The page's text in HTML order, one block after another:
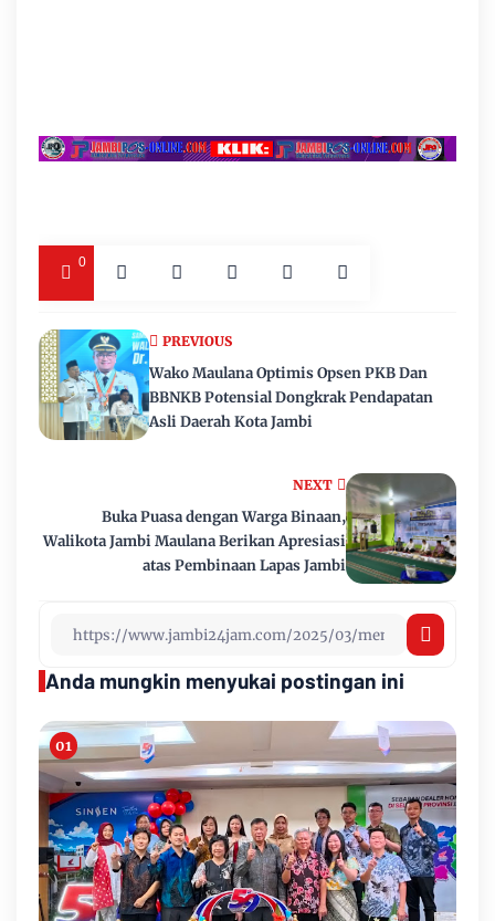
0
NEXT
Buka Puasa dengan Warga Binaan,
Walikota Jambi Maulana Berikan Apresiasi
atas Pembinaan Lapas Jambi
PREVIOUS
Wako Maulana Optimis Opsen PKB Dan
BBNKB Potensial Dongkrak Pendapatan
Asli Daerah Kota Jambi
Anda mungkin menyukai postingan ini